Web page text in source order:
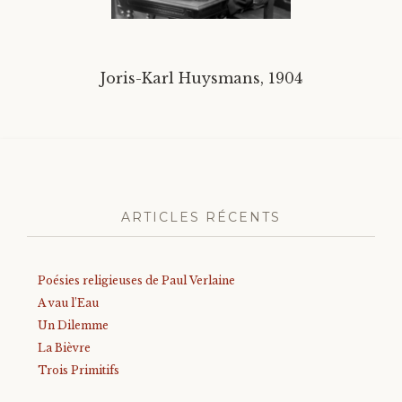
Langues étrangères
Joris-Karl Huysmans, 1904
ARTICLES RÉCENTS
Poésies religieuses de Paul Verlaine
A vau l’Eau
Un Dilemme
La Bièvre
Trois Primitifs